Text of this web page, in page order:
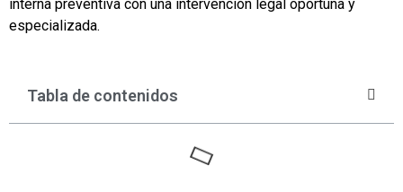
interna preventiva con una intervención legal oportuna y
especializada.
Tabla de contenidos